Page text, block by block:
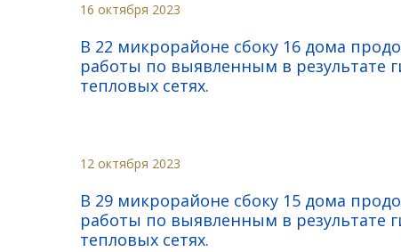
16 октября 2023
В 22 микрорайоне сбоку 16 дома
работы по выявленным в результате
тепловых сетях.
12 октября 2023
В 29 микрорайоне сбоку 15 дома
работы по выявленным в результате
тепловых сетях.